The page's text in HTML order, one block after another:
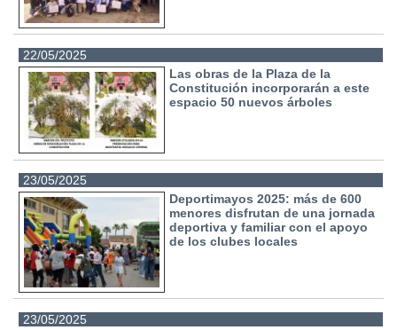
22/05/2025
Las obras de la Plaza de la
Constitución incorporarán a este
espacio 50 nuevos árboles
23/05/2025
Deportimayos 2025: más de 600
menores disfrutan de una jornada
deportiva y familiar con el apoyo
de los clubes locales
23/05/2025